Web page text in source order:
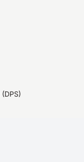
(DPS)